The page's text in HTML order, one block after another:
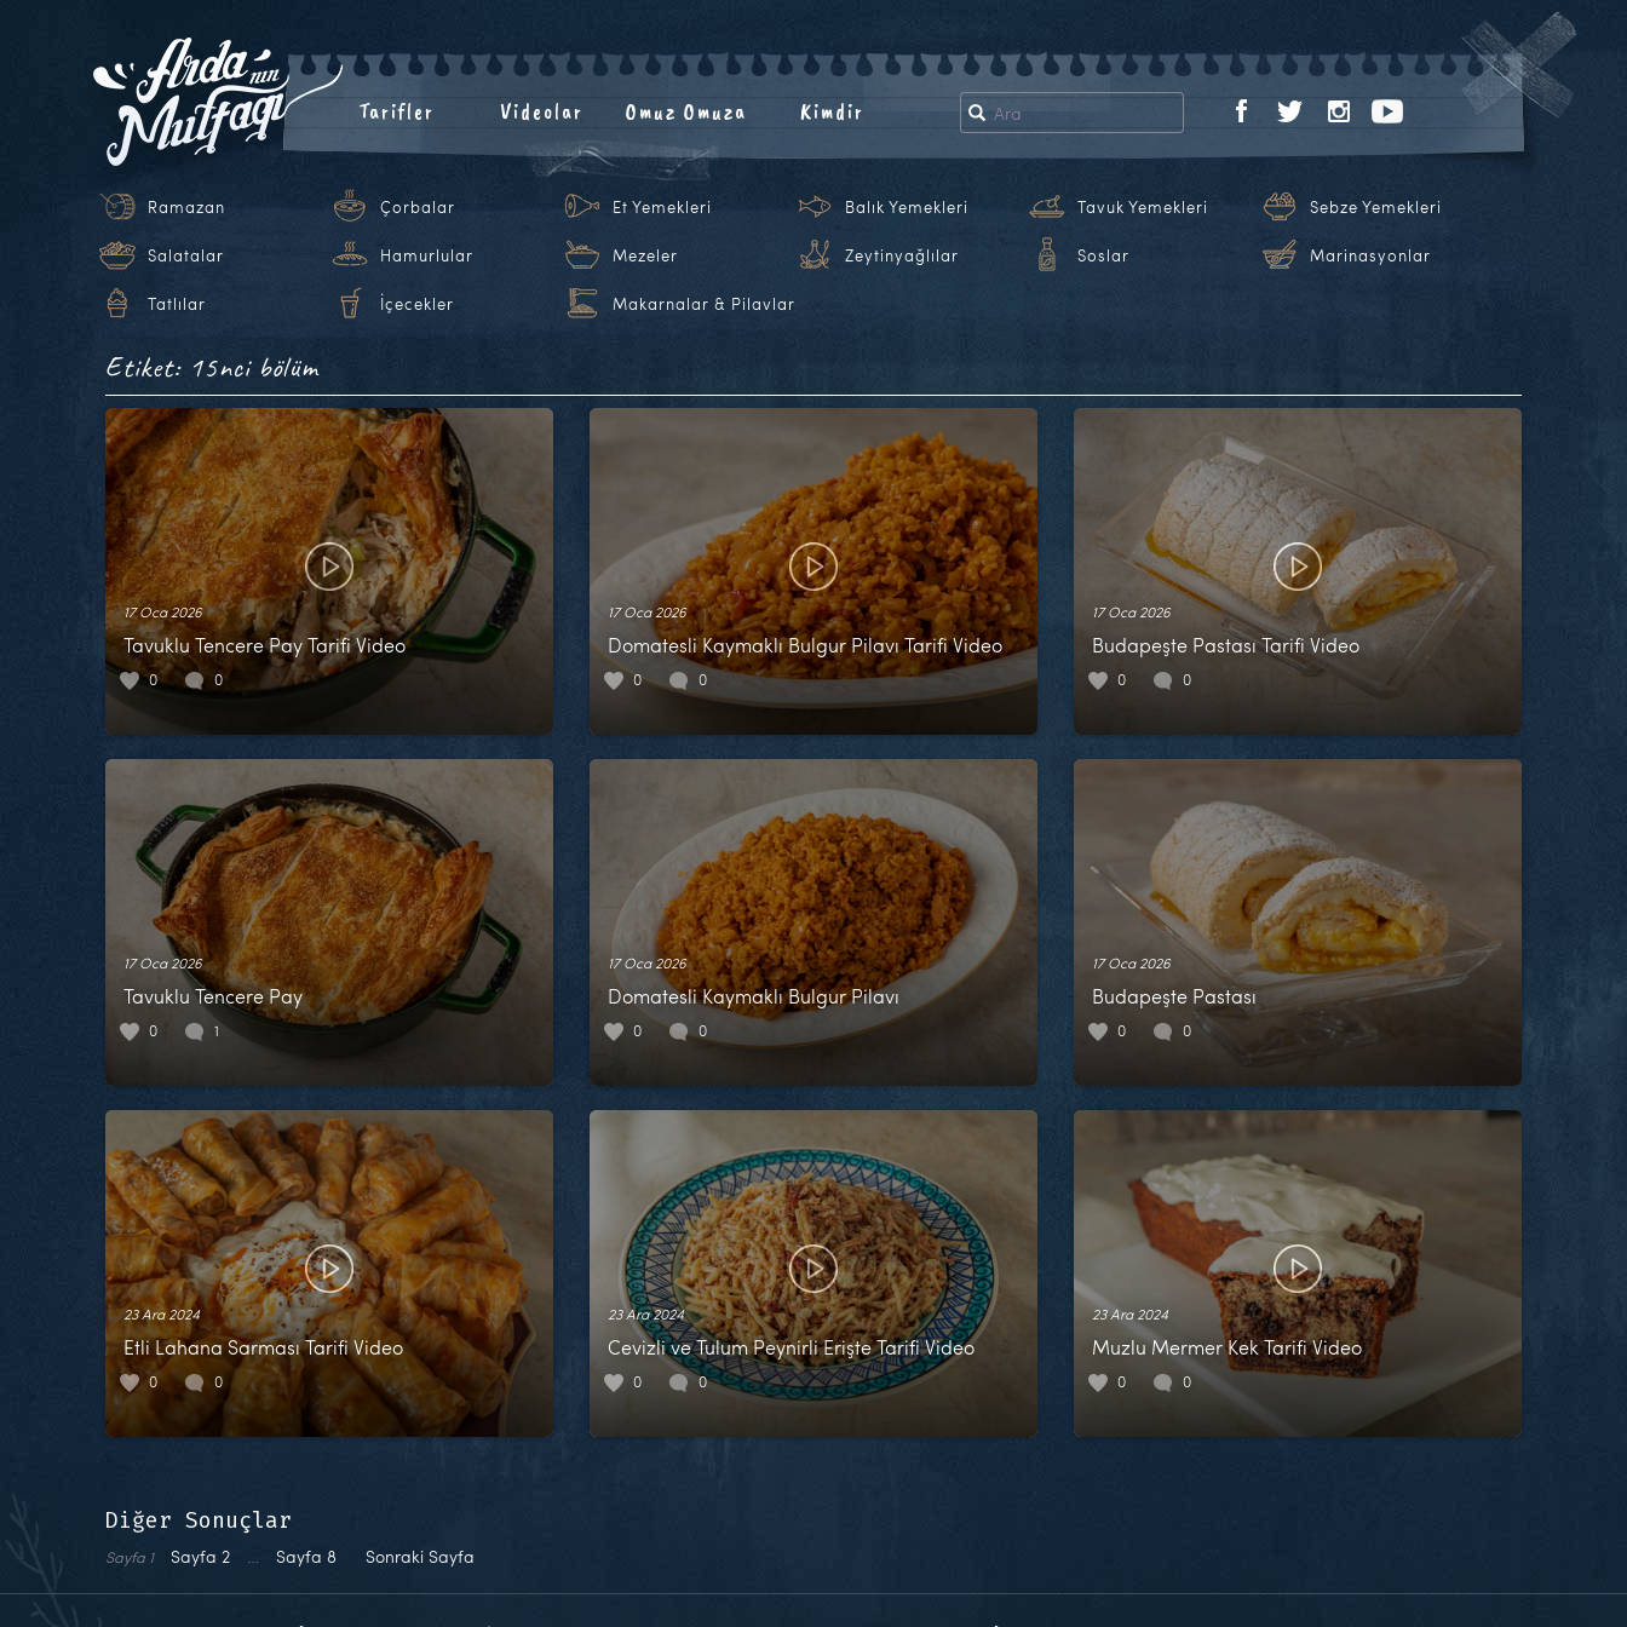
Tarifler Videolar Omuz Omuza Kimdir
Ramazan Çorbalar Et Yemekleri Balık Yemekleri Tavuk Yemekleri Sebze Yemekleri
Salatalar Hamurlular Mezeler Zeytinyağlılar Soslar Marinasyonlar
Tatlılar İçecekler Makarnalar & Pilavlar
Etiket: 15nci bölüm
17 Oca 2026
Tavuklu Tencere Pay Tarifi Video
0 0
17 Oca 2026
Domatesli Kaymaklı Bulgur Pilavı Tarifi Video
0 0
17 Oca 2026
Budapeşte Pastası Tarifi Video
0 0
17 Oca 2026
Tavuklu Tencere Pay
0 1
17 Oca 2026
Domatesli Kaymaklı Bulgur Pilavı
0 0
17 Oca 2026
Budapeşte Pastası
0 0
23 Ara 2024
Etli Lahana Sarması Tarifi Video
0 0
23 Ara 2024
Cevizli ve Tulum Peynirli Erişte Tarifi Video
0 0
23 Ara 2024
Muzlu Mermer Kek Tarifi Video
0 0
Diğer Sonuçlar
Sayfa 1 Sayfa 2 … Sayfa 8 Sonraki Sayfa